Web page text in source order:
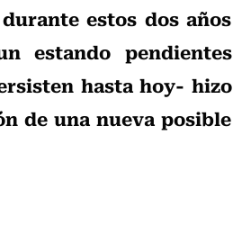
estos dos años
estando pendientes
hasta hoy- hizo
de una nueva posible